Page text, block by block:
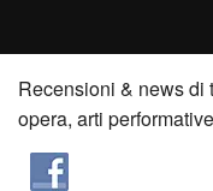
Home
Recensioni
Recensioni & news di
opera, arti performative